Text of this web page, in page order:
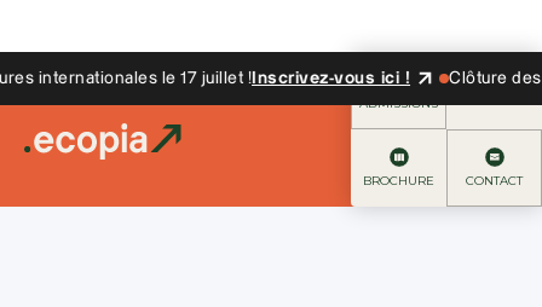
internationales le 17 juillet !Inscrivez-vous ici ! Clôture des
ADMISSIONS
BROCHURE CONTACT